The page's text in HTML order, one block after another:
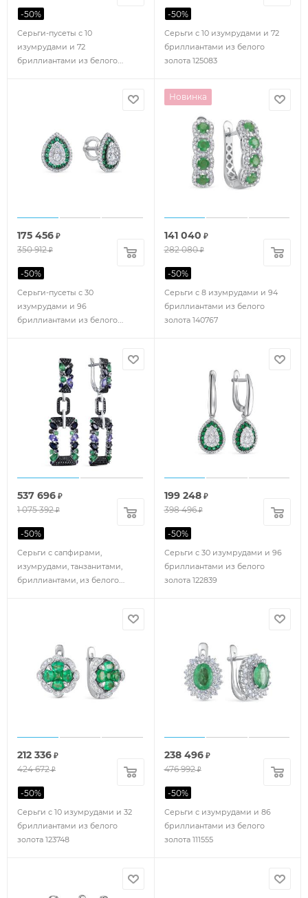
Серьги-пусеты с 10
изумрудами и 72
бриллиантами из белого
-50%
Серьги с 10 изумрудами и 72
бриллиантами из белого
золота 125083
-50%
Серьги-пусеты с 30
изумрудами и 96
бриллиантами из белого
175 456 ₽
350 912₽
-50%
Новинка
Серьги с 8 изумрудами и 94
бриллиантами из белого
золота 140767
141 040 ₽
282 080₽
-50%
Серьги с сапфирами,
изумрудами, танзанитами,
бриллиантами, из белого
537 696 ₽
1 075 392₽
-50%
Серьги с 30 изумрудами и 96
бриллиантами из белого
золота 122839
199 248₽
398 496₽
-50%
Серьги с 10 изумрудами и 32
бриллиантами из белого
золота 123748
212 336 ₽
424 672₽
-50%
Серьги с изумрудами и 86
бриллиантами из белого
золота 111555
238 496₽
476 992₽
-50%